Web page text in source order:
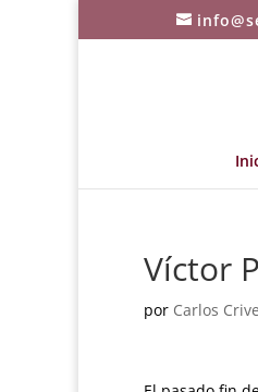
Víctor
por Carlos